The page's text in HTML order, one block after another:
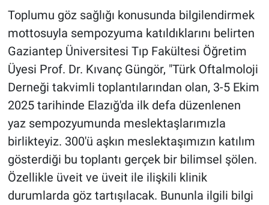
Toplumu göz sağlığı konusunda bilgilendirmek
mottosuyla sempozyuma katıldıklarını belirten
Gaziantep Üniversitesi Tıp Fakültesi Öğretim
Üyesi Prof. Dr. Kıvanç Güngör, "Türk Oftalmoloji
Derneği takvimli toplantılarından olan, 3-5 Ekim
2025 tarihinde Elazığ'da ilk defa düzenlenen
yaz sempozyumunda meslektaşlarımızla
birlikteyiz. 300'ü aşkın meslektaşımızın katılım
gösterdiği bu toplantı gerçek bir bilimsel şölen.
Özellikle üveit ve üveit ile ilişkili klinik
durumlarda göz tartışılacak. Bununla ilgili bilgi